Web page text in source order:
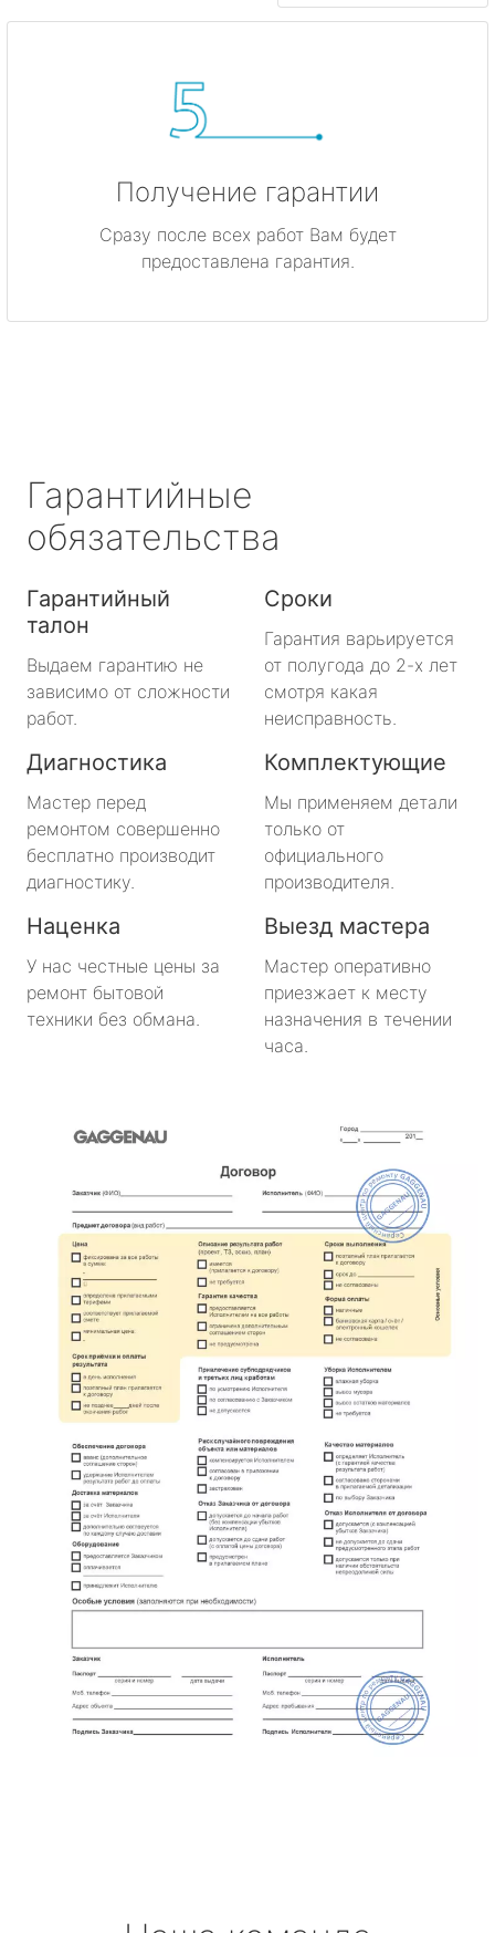
Получение гарантии
Сразу после всех работ Вам будет
предоставлена гарантия.
Гарантийные
обязательства
Гарантийный
талон
Выдаем гарантию не
зависимо от сложности
работ.
Сроки
Гарантия варьируется
от полугода до 2-х лет
смотря какая
неисправность.
Диагностика
Мастер перед
ремонтом совершенно
бесплатно производит
диагностику.
Комплектующие
Мы применяем детали
только от
официального
производителя.
Наценка
У нас честные цены за
ремонт бытовой
техники без обмана.
Выезд мастера
Мастер оперативно
приезжает к месту
назначения в течении
часа.